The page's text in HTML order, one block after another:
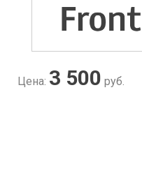
Цена: 3 500 руб.